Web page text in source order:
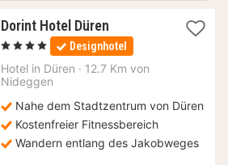
Dorint Hotel Düren1
Nacht
ab
100
, 4 Sterne Designhotel
Hotel in Düren · 12.7 Km von
Nideggen
Nahe dem Stadtzentrum von Düren
Kostenfreier Fitnessbereich
Wandern entlang des Jakobweges